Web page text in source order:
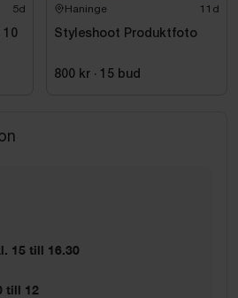
5d
10
Haninge 11d
Styleshoot Produktfoto
800 kr · 15 bud
15 till 16.30
till 12